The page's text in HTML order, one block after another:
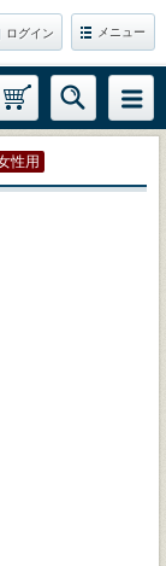
ログイン メニュー
性用